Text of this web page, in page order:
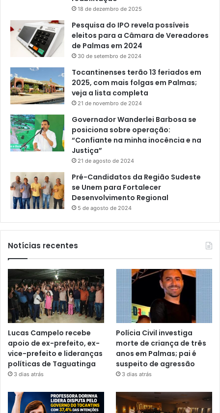
18 de dezembro de 2025
Pesquisa do IPO revela possíveis
eleitos para a Câmara de Vereadores
de Palmas em 2024
30 de setembro de 2024
Tocantinenses terão 13 feriados em
2025, com mais folgas em Palmas;
veja a lista completa
21 de novembro de 2024
Governador Wanderlei Barbosa se
posiciona sobre operação:
“Confiante na minha inocência e na
Justiça”
21 de agosto de 2024
Pré-Candidatos da Região Sudeste
se Unem para Fortalecer
Desenvolvimento Regional
5 de agosto de 2024
Notícias recentes
Lucas Campelo recebe
apoio de ex-prefeito, ex-
vice-prefeito e lideranças
políticas de Taguatinga
3 dias atrás
Polícia Civil investiga
morte de criança de três
anos em Palmas; pai é
suspeito de agressão
3 dias atrás